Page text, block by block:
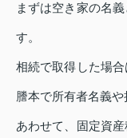
まずは空き家の名
す。
相続で取得した場
謄本で所有者名義や
あわせて、固定資